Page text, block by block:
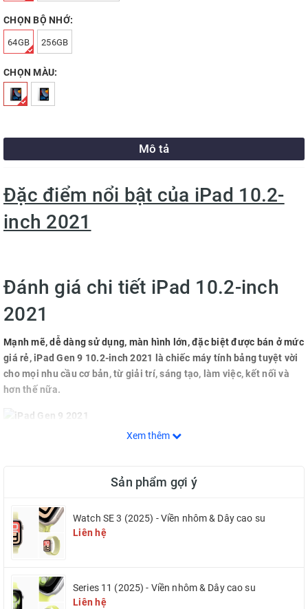
CHỌN BỘ NHỚ:
64GB 256GB
CHỌN MÀU:
Mô tả
Đặc điểm nổi bật của iPad 10.2-
inch 2021
Đánh giá chi tiết iPad 10.2-inch
2021
Mạnh mẽ, dễ dàng sử dụng, màn hình lớn, đặc biệt được bán ở mức
giá rẻ, iPad Gen 9 10.2-inch 2021 là chiếc máy tính bảng tuyệt vời
cho mọi nhu cầu cơ bản, từ giải trí, sáng tạo, làm việc, kết nối và
hơn thế nữa.
cực mạnh, giúp tất cả đều diễn ra một cách mượt mà và nhanh
chóng. Từ duyệt web, xem phim cho đến chơi game hay thậm chí là
chạy nhiều ứng dụng cùng lúc, iPad đều hoàn thành xuất sắc.
khả năng chỉnh sửa ảnh, video hay chơi game đỉnh cao. Hãy làm mọi
thứ bạn muốn, iPad Gen 9 10.2 2021 đủ hiệu năng để chạy mượt
Xem thêm
Sản phẩm gợi ý
Watch SE 3 (2025) - Viền nhôm & Dây cao su
Liên hệ
Series 11 (2025) - Viền nhôm & Dây cao su
Liên hệ